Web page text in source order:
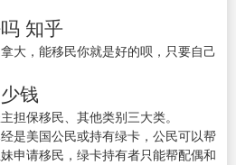
知乎
大，能移民你就是好的呗，只要自己
钱
担保移民、其他类别三大类。
是美国公民或持有绿卡，公民可以帮
申请移民，绿卡持有者只能帮配偶和